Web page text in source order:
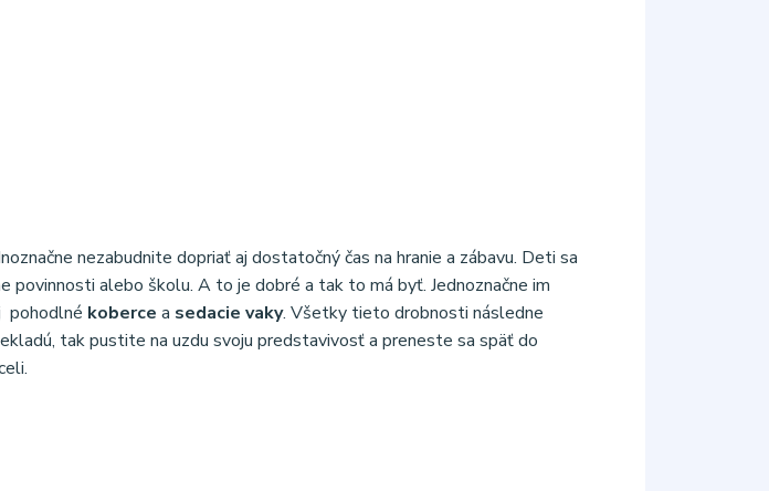
nezabudnite dopriať aj dostatočný čas na hranie a zábavu. Deti sa
alebo školu. A to je dobré a tak to má byť. Jednoznačne im
pohodlné koberce a sedacie vaky. Všetky tieto drobnosti následne
tak pustite na uzdu svoju predstavivosť a preneste sa späť do